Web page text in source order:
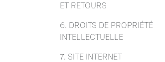
ET RETOURS
6. DROITS DE PROPRIÉTÉ
INTELLECTUELLE
7. SITE INTERNET